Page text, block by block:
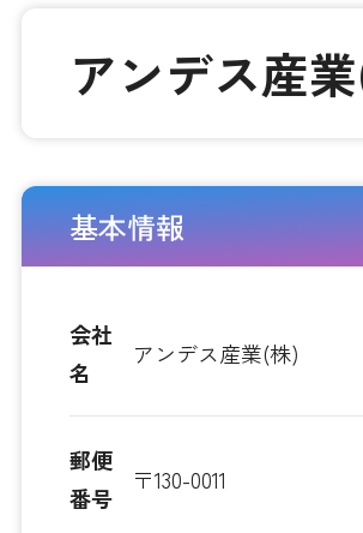
アンデス産
基本情報
会社
名
アンデス産業(株)
郵便
番号
〒130-0011